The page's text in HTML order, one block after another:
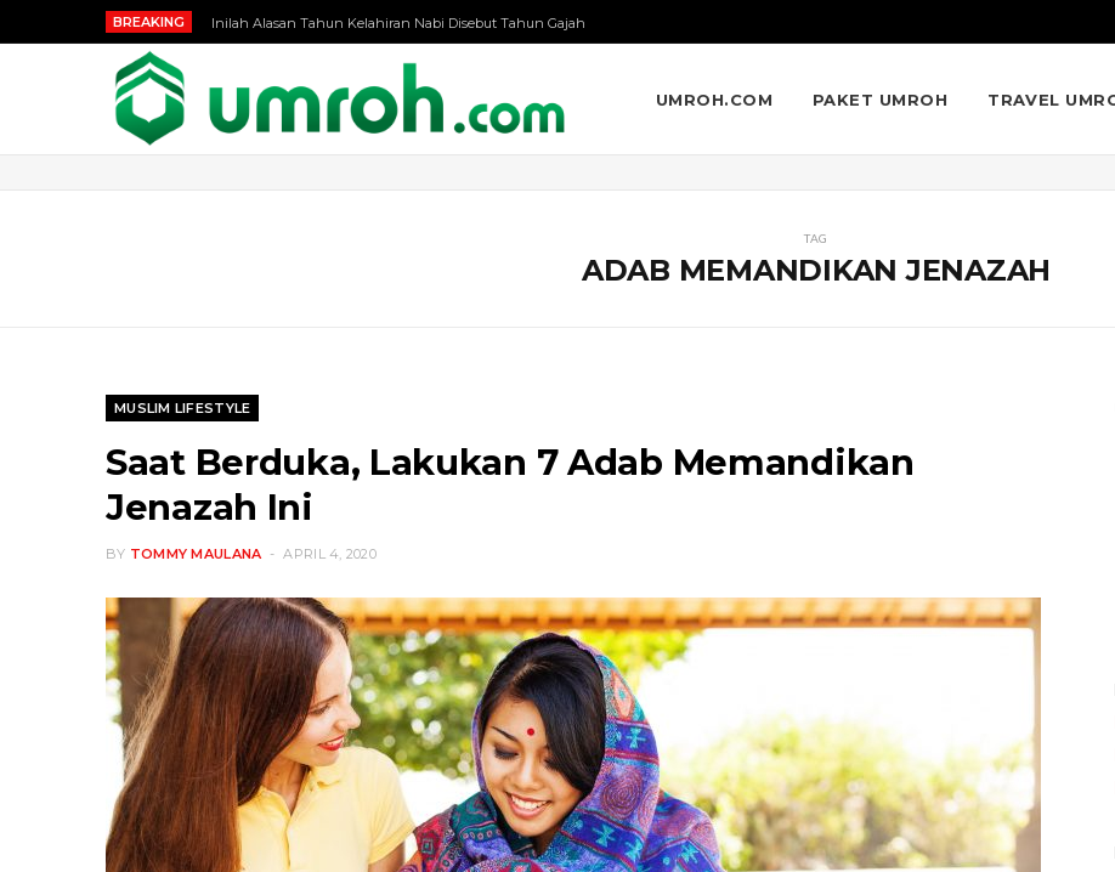
BREAKING Inilah Alasan Tahun Kelahiran Nabi Disebut Tahun Gajah
UMROH.COM PAKET UMROH TRAVEL
TAG
ADAB MEMANDIKAN JENAZAH
MUSLIM LIFESTYLE
Saat Berduka, Lakukan 7 Adab Memandikan
Jenazah Ini
BY TOMMY MAULANA APRIL 4, 2020